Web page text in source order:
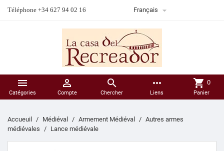
Téléphone +34 627 94 02 16 Français 

Catégories

Compte

Chercher
more_horiz
Liens
shopping_cart 0
Panier
Accueuil Médiéval Armement Médiéval
Autres armes
médiévales
Lance médiévale